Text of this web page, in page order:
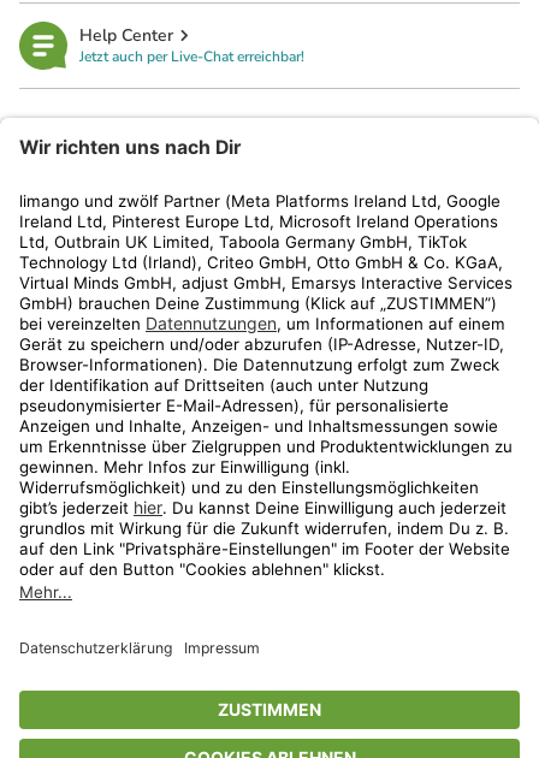
Help Center
Jetzt auch per Live-Chat erreichbar!
Kundenservice
Shop
Aktionen
Travel
* Streichpreise entsprechen der unverbindlichen Preisempfehlung des
Herstellers. Prozentangaben beziehen sich auf den Streichpreis.